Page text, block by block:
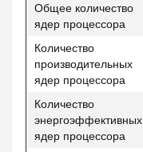
Общее количество
ядер процессора
Количество
производительных
ядер процессора
Количество
энергоэффективных
ядер процессора